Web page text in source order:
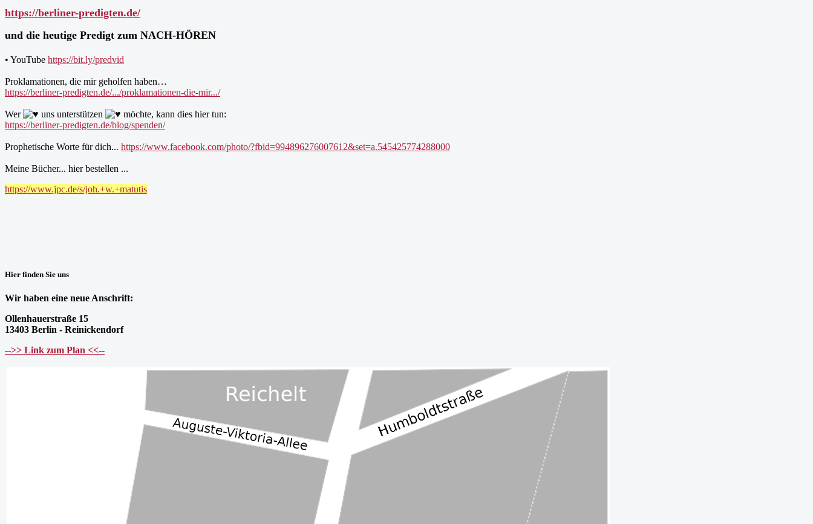
https://berliner-predigten.de/
und die heutige Predigt zum NACH-HÖREN
• YouTube https://bit.ly/predvid
Proklamationen, die mir geholfen haben…
https://berliner-predigten.de/.../proklamationen-die-mir.../
Wer uns unterstützen
möchte, kann dies hier tun:
https://berliner-predigten.de/blog/spenden/
Prophetische Worte für dich... https://www.facebook.com/photo/?fbid=994896276007612&set=a.545425774288000
Meine Bücher... hier bestellen ...
https://www.jpc.de/s/joh.+w.+matutis
Hier finden Sie uns
Wir haben eine neue Anschrift:
Ollenhauerstraße 15
13403 Berlin - Reinickendorf
-->> Link zum Plan <<--